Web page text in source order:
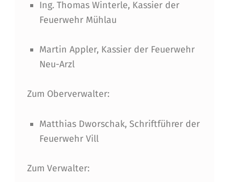
Ing. Thomas Winterle, Kassier der
Feuerwehr Mühlau
Martin Appler, Kassier der Feuerwehr
Neu-Arzl
Zum Oberverwalter:
Matthias Dworschak, Schriftführer der
Feuerwehr Vill
Zum Verwalter: